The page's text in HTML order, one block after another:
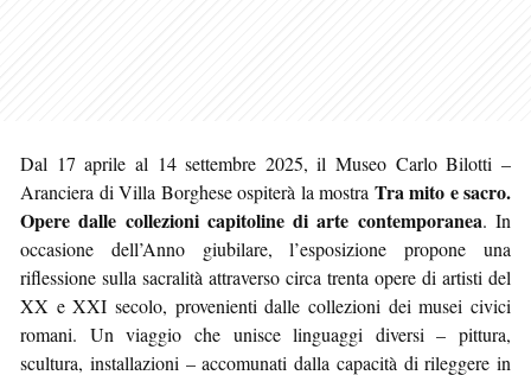
Dal 17 aprile al 14 settembre 2025, il Museo Carlo Bilotti –
Aranciera di Villa Borghese ospiterà la mostra Tra mito e sacro.
Opere dalle collezioni capitoline di arte contemporanea. In
occasione dell’Anno giubilare, l’esposizione propone una
riflessione sulla sacralità attraverso circa trenta opere di artisti del
XX e XXI secolo, provenienti dalle collezioni dei musei civici
romani. Un viaggio che unisce linguaggi diversi – pittura,
scultura, installazioni – accomunati dalla capacità di rileggere in